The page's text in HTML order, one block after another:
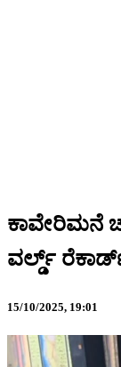
ಕಾವೇರಿಮನೆ
ವರ್ಲ್ಡ್
15/10/2025, 19:01